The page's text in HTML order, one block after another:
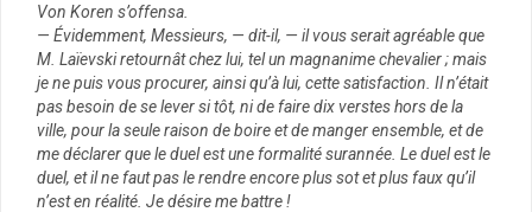
Von Koren s’offensa.
— Évidemment, Messieurs, — dit-il, — il vous serait agréable que
M. Laïevski retournât chez lui, tel un magnanime chevalier ; mais
je ne puis vous procurer, ainsi qu’à lui, cette satisfaction. Il n’était
pas besoin de se lever si tôt, ni de faire dix verstes hors de la
ville, pour la seule raison de boire et de manger ensemble, et de
me déclarer que le duel est une formalité surannée. Le duel est le
duel, et il ne faut pas le rendre encore plus sot et plus faux qu’il
n’est en réalité. Je désire me battre !